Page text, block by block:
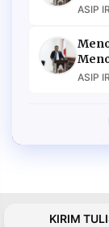
ASIP
ASIP
KIRIM